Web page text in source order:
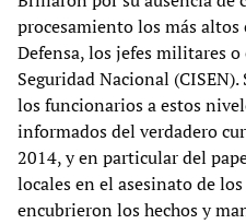
procesamiento los más altos
Defensa, los jefes militares
Seguridad Nacional
los funcionarios a estos
informados del verdadero
2014, y en particular del
locales en el asesinato de
encubrieron los hechos y